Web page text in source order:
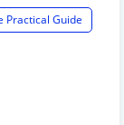
Practical Guide